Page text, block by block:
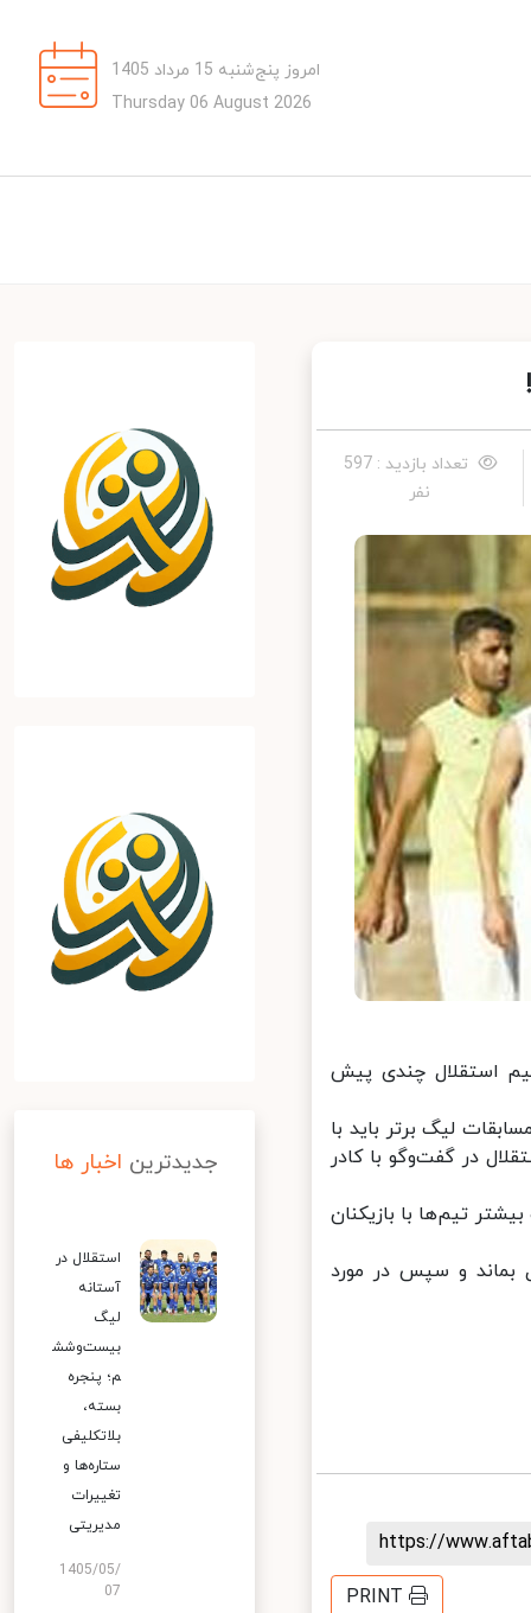
امروز پنج‌شنبه 15 مرداد 1405
Thursday 06 August 2026
تعداد بازدید : 597
نفر
استقلال چندی پیش
لیگ برتر باید با
در گفت‌وگو با کادر
تیم‌ها با بازیکنان
و سپس در مورد
https://
PRINT
جدیدترین اخبار ها
استقلال در
آستانه
لیگ
بیست‌وشش
م؛ پنجره
بسته،
بلاتکلیفی
ستاره‌ها و
تغییرات
مدیریتی
1405/05/
07